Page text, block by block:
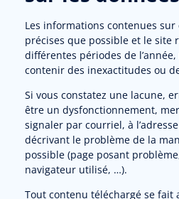
Les informations contenues sur
précises que possible et le site
différentes périodes de
contenir des inexactitudes ou
Si vous constatez une lacune,
être un dysfonctionnement,
signaler par courriel, à l’adresse
décrivant le problème de la
possible (page posant
navigateur utilisé, …).
Tout contenu téléchargé se fait